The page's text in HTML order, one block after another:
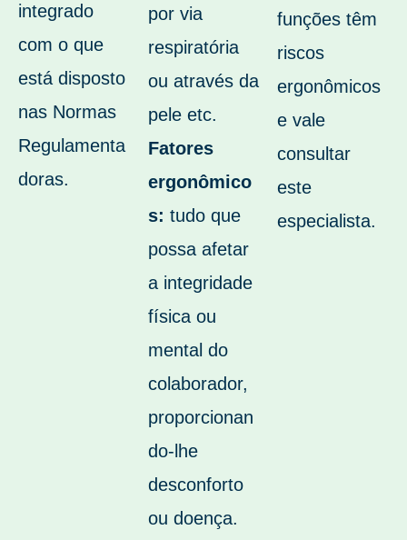
integrado
com o que
está disposto
nas Normas
Regulamenta
doras.
por via
respiratória
ou através da
pele etc.
Fatores
ergonômico
s: tudo que
possa afetar
a integridade
física ou
mental do
colaborador,
proporcionan
do-lhe
desconforto
ou doença.
funções têm
riscos
ergonômicos
e vale
consultar
este
especialista.